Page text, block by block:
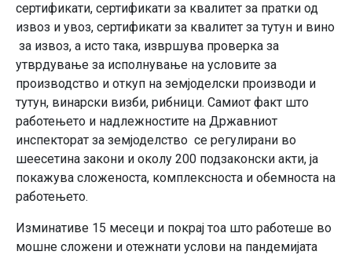
сертификати, сертификати за квалитет за пратки од
извоз и увоз, сертификати за квалитет за тутун и вино
за извоз, а исто така, извршува проверка за
утврдување за исполнување на условите за
производство и откуп на земјоделски производи и
тутун, винарски визби, рибници. Самиот факт што
работењето и надлежностите на Државниот
инспекторат за земјоделство се регулирани во
шеесетина закони и околу 200 подзаконски акти, ја
покажува сложеноста, комплексноста и обемноста на
работењето.
Изминативе 15 месеци и покрај тоа што работеше во
мошне сложени и отежнати услови на пандемијата